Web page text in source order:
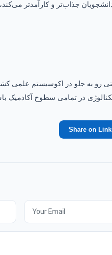
جذاب‌تر و کارآمدتر
رو به جلو در اکوسیستم علمی
در تمامی سطوح آکادمیک
Share on